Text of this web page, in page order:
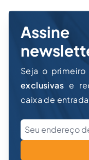
Seja o
exclusivas e
caixa de